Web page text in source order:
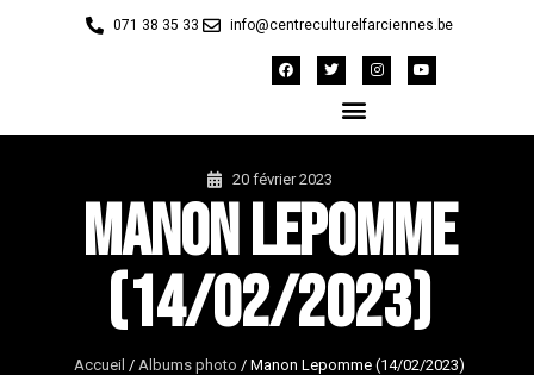
071 38 35 33 info@centreculturelfarciennes.be
20 février 2023
Manon Lepomme
(14/02/2023)
Accueil /Albums photo /Manon Lepomme (14/02/2023)